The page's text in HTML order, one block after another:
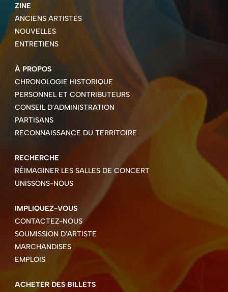
ZINE
ANCIENS ARTISTES
NOUVELLES
ENTRETIENS
À PROPOS
CHRONOLOGIE HISTORIQUE
PERSONNEL ET CONTRIBUTEURS
CONSEIL D'ADMINISTRATION
PARTISANS
RECONNAISSANCE DU TERRITOIRE
RECHERCHE
RÉIMAGINER LES SALLES DE CONCERT
UNISSONS-NOUS
IMPLIQUEZ-VOUS
CONTACTEZ-NOUS
SOUMISSION D'ARTISTE
MARCHANDISES
EMPLOIS
ACHETER DES BILLETS